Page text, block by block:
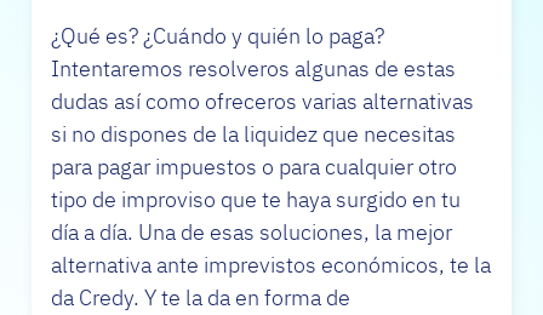
¿Qué es? ¿Cuándo y quién lo paga?
Intentaremos resolveros algunas de estas
dudas así como ofreceros varias alternativas
si no dispones de la liquidez que necesitas
para pagar impuestos o para cualquier otro
tipo de improviso que te haya surgido en tu
día a día. Una de esas soluciones, la mejor
alternativa ante imprevistos económicos, te la
da Credy. Y te la da en forma de